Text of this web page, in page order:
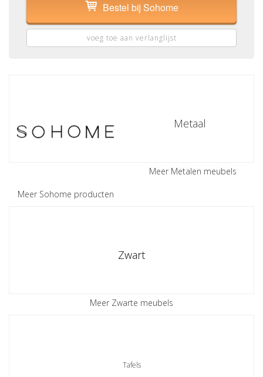
Bestel bij Sohome
voeg toe aan verlanglijst
Meer Sohome producten
Metaal
Meer Metalen meubels
Zwart
Meer Zwarte meubels
Tafels